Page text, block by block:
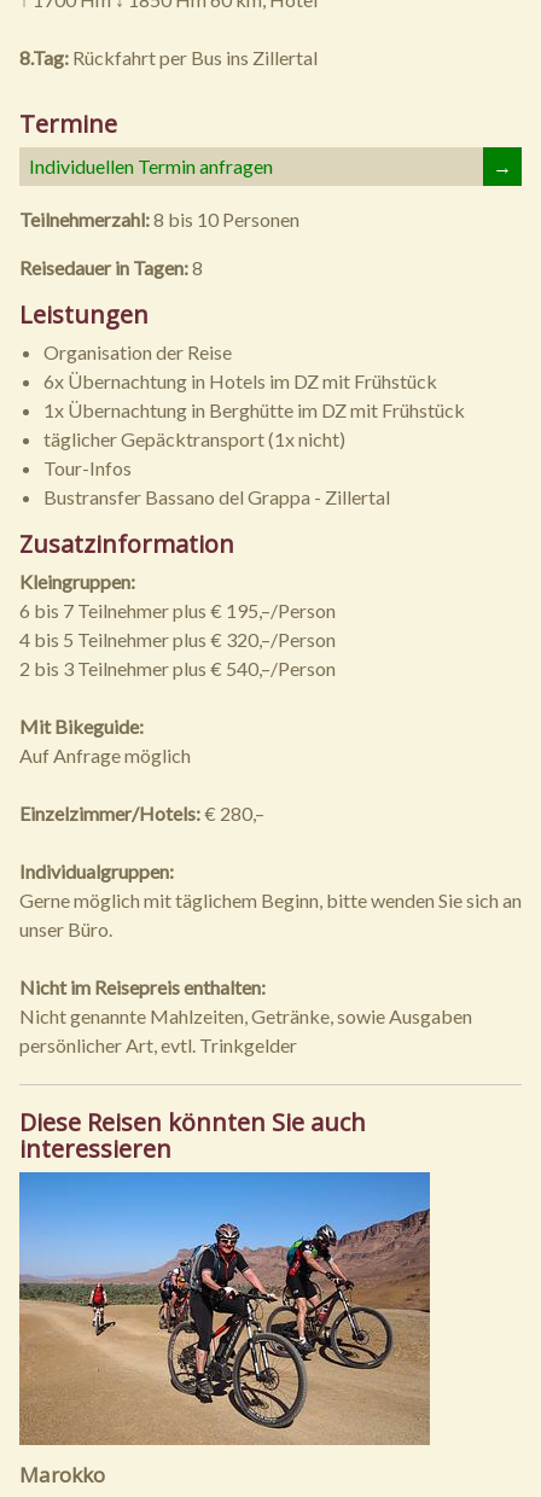
8.Tag: Rückfahrt per Bus ins Zillertal
Termine
Individuellen Termin anfragen →
Teilnehmerzahl:8 bis 10 Personen
Reisedauer in Tagen:8
Leistungen
Organisation der Reise
6x Übernachtung in Hotels im DZ mit Frühstück
1x Übernachtung in Berghütte im DZ mit Frühstück
täglicher Gepäcktransport (1x nicht)
Tour-Infos
Bustransfer Bassano del Grappa - Zillertal
Zusatzinformation
Kleingruppen:
6 bis 7 Teilnehmer plus € 195,–/Person
4 bis 5 Teilnehmer plus € 320,–/Person
2 bis 3 Teilnehmer plus € 540,–/Person
Mit Bikeguide:
Auf Anfrage möglich
Einzelzimmer/Hotels:€ 280,–
Individualgruppen:
Gerne möglich mit täglichem Beginn, bitte wenden Sie sich an
unser Büro.
Nicht im Reisepreis enthalten:
Nicht genannte Mahlzeiten, Getränke, sowie Ausgaben
persönlicher Art, evtl. Trinkgelder
Diese Reisen könnten Sie auch
interessieren
Marokko